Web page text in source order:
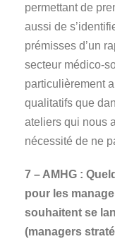
permettant de
aussi de
prémisses d’un
secteur médico-
particulièrement
qualitatifs que
ateliers qui nous
nécessité de ne
7 – AMHG :
pour les
souhaitent se
(managers